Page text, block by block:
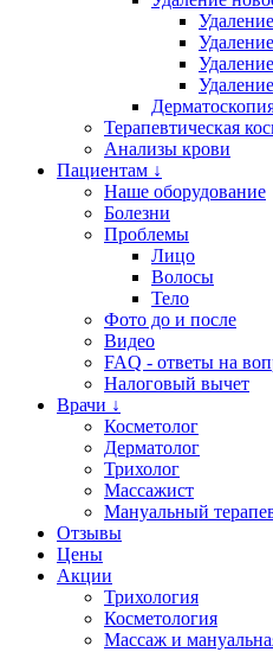
Терапевтическая
Анализы крови
Пациентам ↓
Наше оборудование
Болезни
Проблемы
Лицо
Волосы
Тело
Фото до и после
Видео
FAQ - ответы на
Налоговый вычет
Врачи ↓
Косметолог
Дерматолог
Трихолог
Массажист
Мануальный
Отзывы
Цены
Акции
Трихология
Косметология
Массаж и